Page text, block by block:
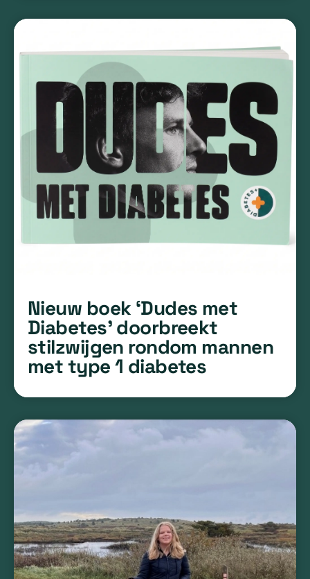
Nieuw boek ‘Dudes met
Diabetes’ doorbreekt
stilzwijgen rondom mannen
met type 1 diabetes